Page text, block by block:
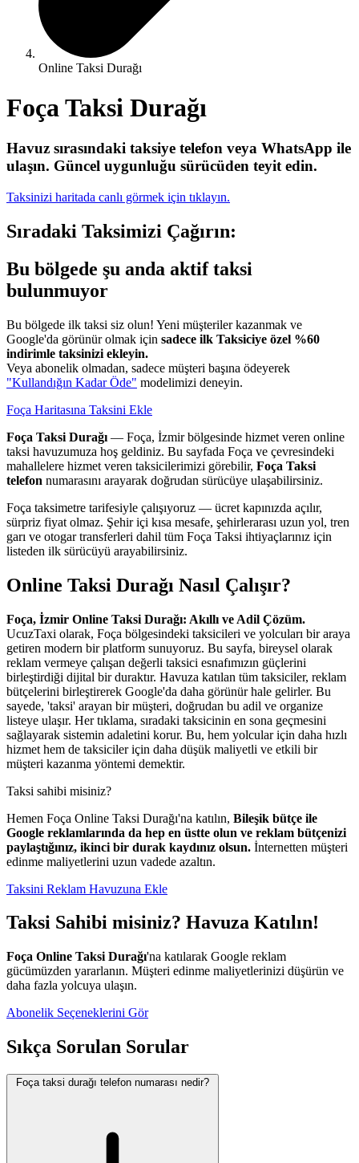
Online Taksi Durağı
Foça Taksi Durağı
Havuz sırasındaki taksiye telefon veya WhatsApp ile
ulaşın. Güncel uygunluğu sürücüden teyit edin.
Taksinizi haritada canlı görmek için tıklayın.
Sıradaki Taksimizi Çağırın:
Bu bölgede şu anda aktif taksi
bulunmuyor
Bu bölgede ilk taksi siz olun! Yeni müşteriler kazanmak ve
Google'da görünür olmak için sadece ilk Taksiciye özel %60
indirimle taksinizi ekleyin.
Veya abonelik olmadan, sadece müşteri başına ödeyerek
"Kullandığın Kadar Öde" modelimizi deneyin.
Foça Haritasına Taksini Ekle
Foça Taksi Durağı — Foça, İzmir bölgesinde hizmet veren online
taksi havuzumuza hoş geldiniz. Bu sayfada Foça ve çevresindeki
mahallelere hizmet veren taksicilerimizi görebilir, Foça Taksi
telefon numarasını arayarak doğrudan sürücüye ulaşabilirsiniz.
Foça taksimetre tarifesiyle çalışıyoruz — ücret kapınızda açılır,
sürpriz fiyat olmaz. Şehir içi kısa mesafe, şehirlerarası uzun yol, tren
garı ve otogar transferleri dahil tüm Foça Taksi ihtiyaçlarınız için
listeden ilk sürücüyü arayabilirsiniz.
Online Taksi Durağı Nasıl Çalışır?
Foça, İzmir Online Taksi Durağı: Akıllı ve Adil Çözüm.
UcuzTaxi olarak, Foça bölgesindeki taksicileri ve yolcuları bir araya
getiren modern bir platform sunuyoruz. Bu sayfa, bireysel olarak
reklam vermeye çalışan değerli taksici esnafımızın güçlerini
birleştirdiği dijital bir duraktır. Havuza katılan tüm taksiciler, reklam
bütçelerini birleştirerek Google'da daha görünür hale gelirler. Bu
sayede, 'taksi' arayan bir müşteri, doğrudan bu adil ve organize
listeye ulaşır. Her tıklama, sıradaki taksicinin en sona geçmesini
sağlayarak sistemin adaletini korur. Bu, hem yolcular için daha hızlı
hizmet hem de taksiciler için daha düşük maliyetli ve etkili bir
müşteri kazanma yöntemi demektir.
Taksi sahibi misiniz?
Hemen Foça Online Taksi Durağı'na katılın, Bileşik bütçe ile
Google reklamlarında da hep en üstte olun ve reklam bütçenizi
paylaştığınız, ikinci bir durak kaydınız olsun. İnternetten müşteri
edinme maliyetlerini uzun vadede azaltın.
Taksini Reklam Havuzuna Ekle
Taksi Sahibi misiniz? Havuza Katılın!
Foça Online Taksi Durağı'na katılarak Google reklam
gücümüzden yararlanın. Müşteri edinme maliyetlerinizi düşürün ve
daha fazla yolcuya ulaşın.
Abonelik Seçeneklerini Gör
Sıkça Sorulan Sorular
Foça taksi durağı telefon numarası nedir?